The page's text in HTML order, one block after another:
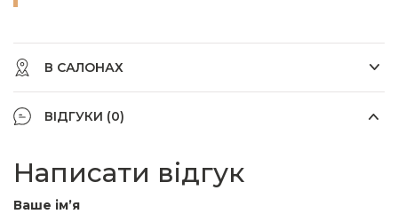
В САЛОНАХ
ВІДГУКИ (0)
Написати відгук
Ваше ім’я